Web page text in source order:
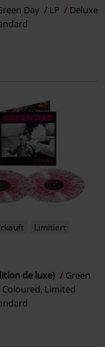
Day LP
Deluxe
Limitiert
de luxe)
Green
Coloured, Limited